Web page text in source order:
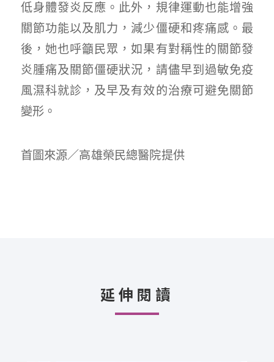
低身體發炎反應。此外，規律運動也能增強
關節功能以及肌力，減少僵硬和疼痛感。最
後，她也呼籲民眾，如果有對稱性的關節發
炎腫痛及關節僵硬狀況，請儘早到過敏免疫
風濕科就診，及早及有效的治療可避免關節
變形。
首圖來源／高雄榮民總醫院提供
延伸閱讀